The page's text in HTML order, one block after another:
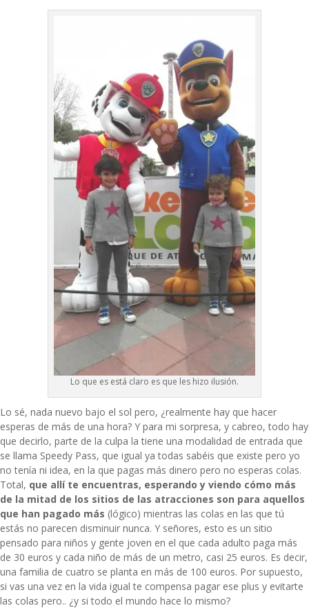
Lo que es está claro es que les hizo ilusión.
Lo sé, nada nuevo bajo el sol pero, ¿realmente hay que hacer
esperas de más de una hora? Y para mi sorpresa, y cabreo, todo hay
que decirlo, parte de la culpa la tiene una modalidad de entrada que
se llama Speedy Pass, que igual ya todas sabéis que existe pero yo
no tenía ni idea, en la que pagas más dinero pero no esperas colas.
Total, que allí te encuentras, esperando y viendo cómo más
de la mitad de los sitios de las atracciones son para aquellos
que han pagado más (lógico) mientras las colas en las que tú
estás no parecen disminuir nunca. Y señores, esto es un sitio
pensado para niños y gente joven en el que cada adulto paga más
de 30 euros y cada niño de más de un metro, casi 25 euros. Es decir,
una familia de cuatro se planta en más de 100 euros. Por supuesto,
si vas una vez en la vida igual te compensa pagar ese plus y evitarte
las colas pero.. ¿y si todo el mundo hace lo mismo?